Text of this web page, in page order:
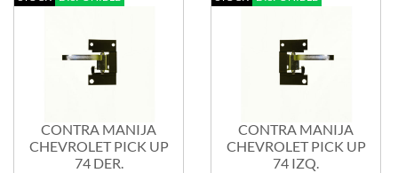
CONTRA MANIJA
CHEVROLET PICK UP
74 DER.
CONTRA MANIJA
CHEVROLET PICK UP
74 IZQ.